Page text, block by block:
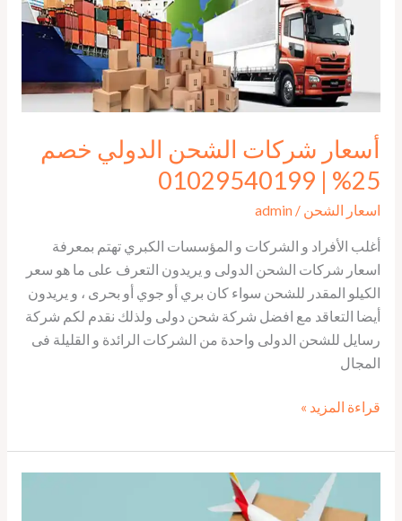
أسعار شركات الشحن الدولي خصم
25% | 01029540199
اسعار الشحن /
admin
أغلب الأفراد و الشركات و المؤسسات الكبري تهتم بمعرفة
اسعار شركات الشحن الدولى و يريدون التعرف على ما هو سعر
الكيلو المقدر للشحن سواء كان بري أو جوي أو بحرى ، و يريدون
أيضا التعاقد مع افضل شركة شحن دولى ولذلك نقدم لكم شركة
رسايل للشحن الدولى واحدة من الشركات الرائدة و القليلة فى
المجال
01029540199
قراءة المزيد »
الكيلو